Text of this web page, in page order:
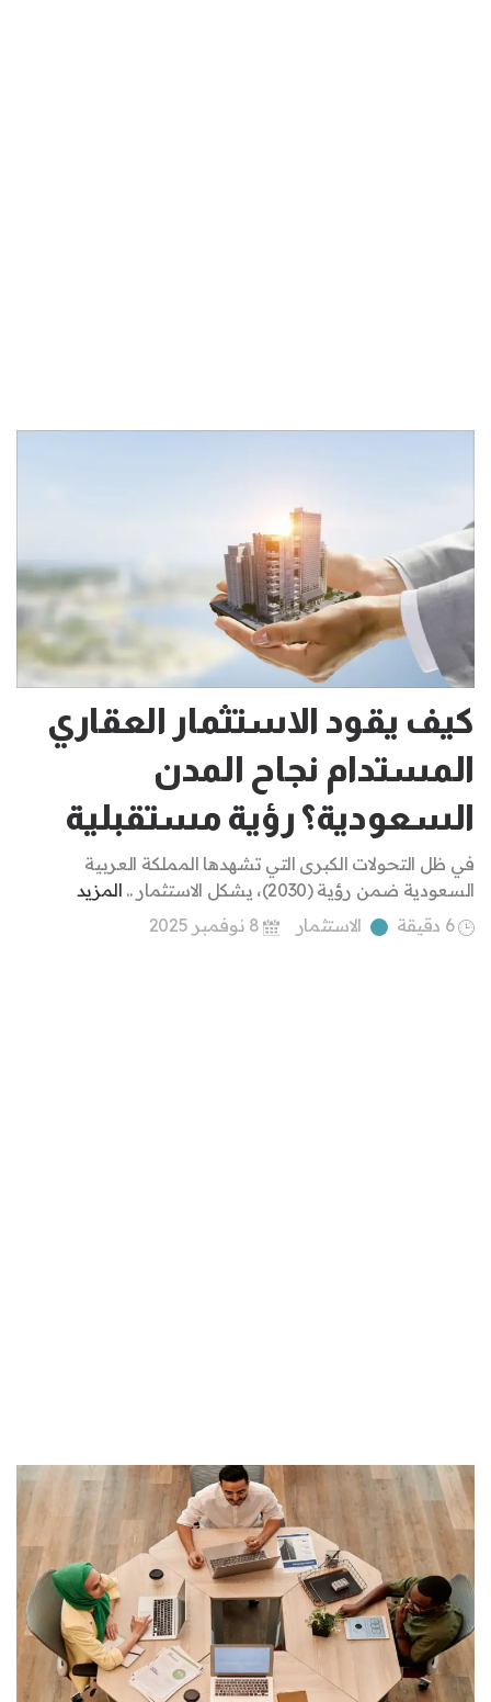
كيف يقود الاستثمار العقاري
المستدام نجاح المدن
السعودية؟ رؤية مستقبلية
في ظل التحولات الكبرى التي تشهدها المملكة العربية
السعودية ضمن رؤية (2030)، يشكل الاستثمار ..
المزيد
6 دقيقة
الاستثمار 8 نوفمبر 2025